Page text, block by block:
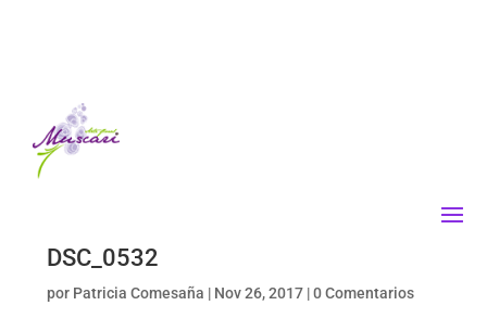
DSC_0532
por Patricia Comesaña | Nov 26, 2017|0 Comentarios